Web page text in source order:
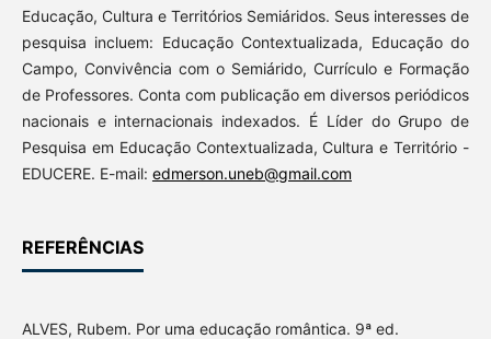
Educação, Cultura e Territórios Semiáridos. Seus interesses de
pesquisa incluem: Educação Contextualizada, Educação do
Campo, Convivência com o Semiárido, Currículo e Formação
de Professores. Conta com publicação em diversos periódicos
nacionais e internacionais indexados. É Líder do Grupo de
Pesquisa em Educação Contextualizada, Cultura e Território -
EDUCERE. E-mail: edmerson.uneb@gmail.com
REFERÊNCIAS
ALVES, Rubem. Por uma educação romântica. 9ª ed.